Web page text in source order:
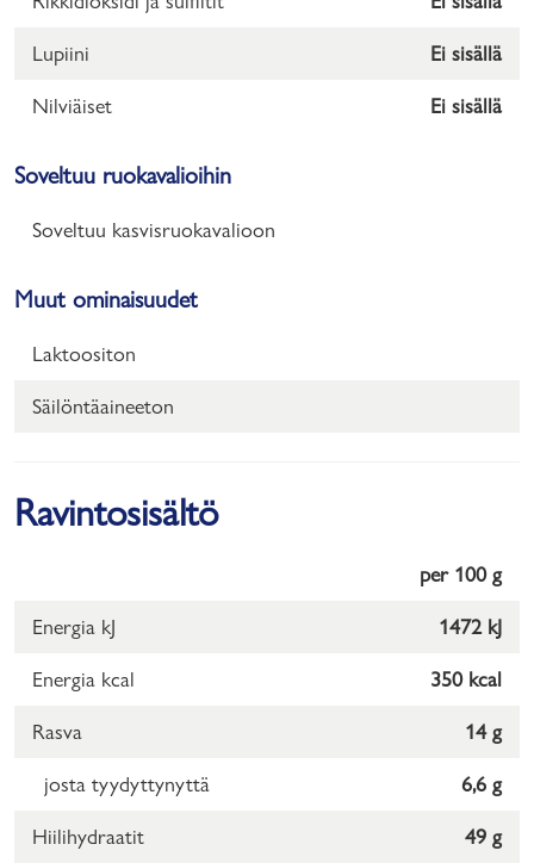
Lupiini Ei sisällä
Nilviäiset Ei sisällä
Soveltuu ruokavalioihin
Soveltuu kasvisruokavalioon
Muut ominaisuudet
Laktoositon
Säilöntäaineeton
Ravintosisältö
per 100 g
Energia kJ 1472 kJ
Energia kcal 350 kcal
Rasva 14 g
josta tyydyttynyttä 6,6 g
Hiilihydraatit 49 g